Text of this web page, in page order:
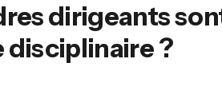
dirigeants
disciplinaire ?